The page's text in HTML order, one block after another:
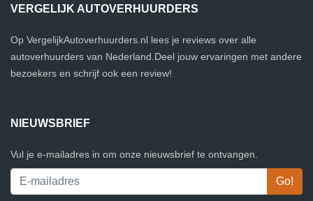
VERGELIJK AUTOVERHUURDERS
Op VergelijkAutoverhuurders.nl lees je reviews over alle
autoverhuurders van Nederland.Deel jouw ervaringen met andere
bezoekers en schrijf ook een review!
NIEUWSBRIEF
Vul je e-mailadres in om onze nieuwsbrief te ontvangen.